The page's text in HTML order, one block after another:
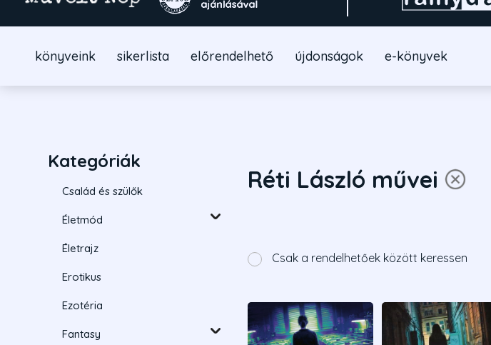
könyveink sikerlista előrendelhető újdonságok e-könyvek
Kategóriák
Család és szülők
Életmód
Életrajz
Erotikus
Ezotéria
Fantasy
Réti László művei
Csak a rendelhetőek között keressen